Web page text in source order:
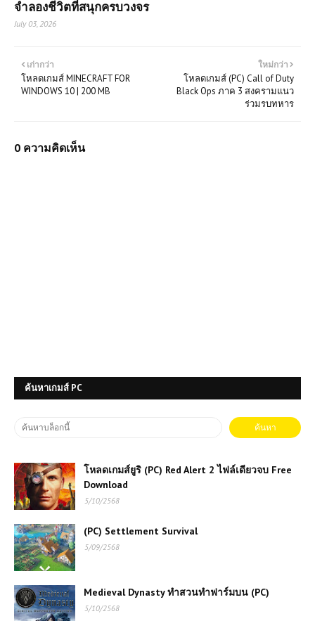
จำลองชีวิตที่สนุกครบวงจร
July 03, 2026
ใหม่กว่า
โหลดเกมส์ (PC) Call of Duty
Black Ops ภาค 3 สงครามแนว
ร่วมรบทหาร
เก่ากว่า
โหลดเกมส์ MINECRAFT FOR
WINDOWS 10 | 200 MB
0 ความคิดเห็น
ค้นหาเกมส์ PC
โหลดเกมส์ยูริ (PC) Red Alert 2 ไฟล์เดียวจบ Free
Download
5/10/2568
(PC) Settlement Survival
5/09/2568
Medieval Dynasty ทำสวนทำฟาร์มบน (PC)
5/10/2568